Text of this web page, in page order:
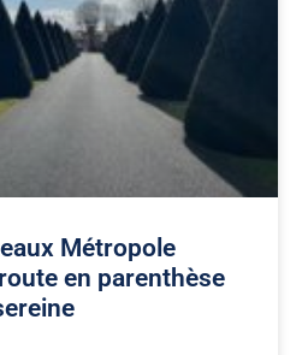
Métropole
en parenthèse